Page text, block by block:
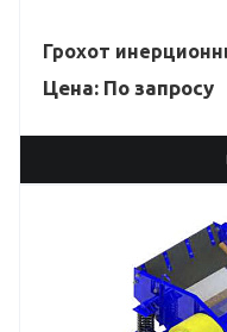
Грохот
Цена: По запросу